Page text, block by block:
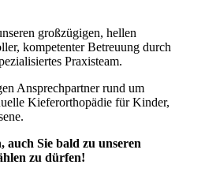
großzügigen, hellen
kompetenter Betreuung durch
Praxisteam.
Ansprechpartner rund um
Kieferorthopädie für Kinder,
Sie bald zu unseren
zu dürfen!